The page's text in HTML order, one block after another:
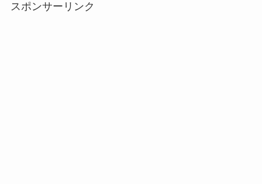
スポンサーリンク